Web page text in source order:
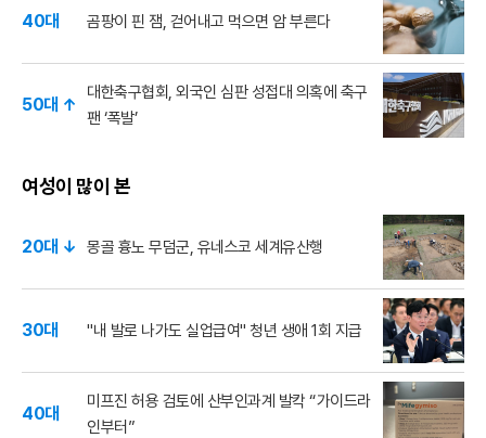
40대 곰팡이 핀 잼, 걷어내고 먹으면 암 부른다
50대 ↑
대한축구협회, 외국인 심판 성접대 의혹에 축구
팬 ‘폭발’
여성이 많이 본
20대 ↓ 몽골 흉노 무덤군, 유네스코 세계유산행
30대 "내 발로 나가도 실업급여" 청년 생애 1회 지급
40대
미프진 허용 검토에 산부인과계 발칵 “가이드라
인부터”